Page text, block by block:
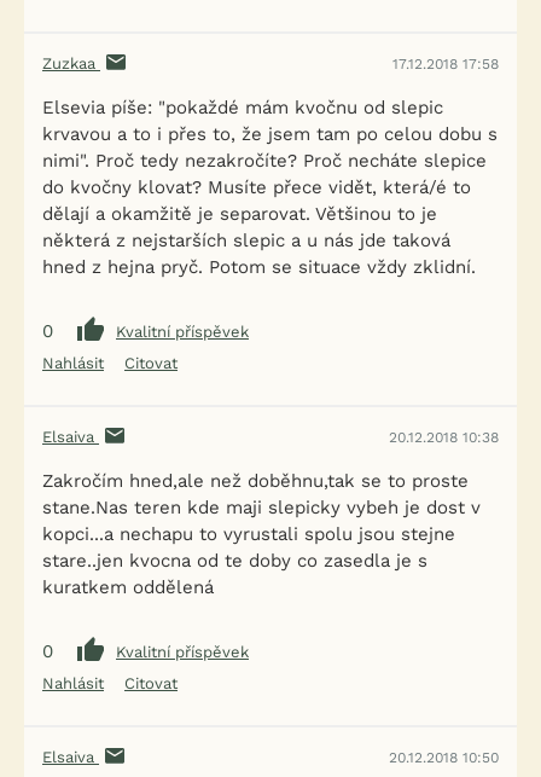
Zuzkaa 17.12.2018 17:58
Elsevia píše: "pokaždé mám kvočnu od slepic
krvavou a to i přes to, že jsem tam po celou dobu s
nimi". Proč tedy nezakročíte? Proč necháte slepice
do kvočny klovat? Musíte přece vidět, která/é to
dělají a okamžitě je separovat. Většinou to je
některá z nejstarších slepic a u nás jde taková
hned z hejna pryč. Potom se situace vždy zklidní.
0
Kvalitní příspěvek
Nahlásit
Citovat
Elsaiva 20.12.2018 10:38
Zakročím hned,ale než doběhnu,tak se to proste
stane.Nas teren kde maji slepicky vybeh je dost v
kopci...a nechapu to vyrustali spolu jsou stejne
stare..jen kvocna od te doby co zasedla je s
kuratkem oddělená
0
Kvalitní příspěvek
Nahlásit
Citovat
Elsaiva 20.12.2018 10:50